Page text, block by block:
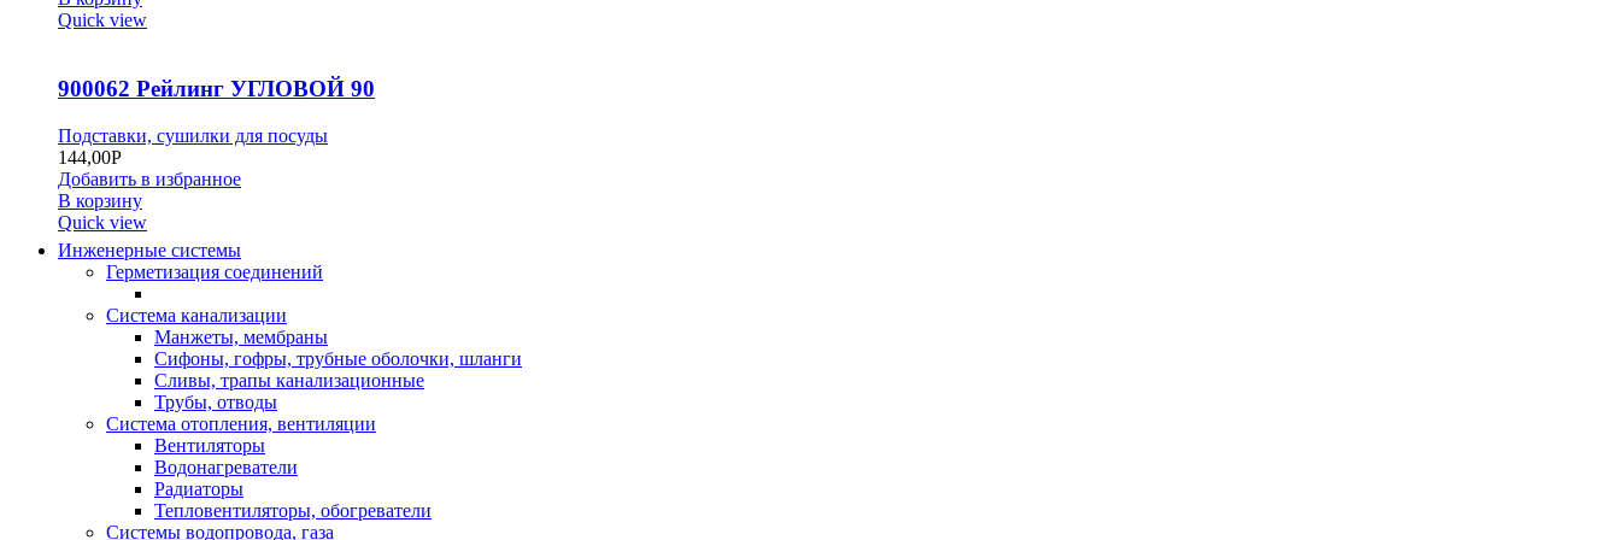
Quick view
900062 Рейлинг УГЛОВОЙ 90
Подставки, сушилки для посуды
144,00Р
Добавить в избранное
В корзину
Quick view
Инженерные системы
Герметизация соединений
Система канализации
Манжеты, мембраны
Сифоны, гофры, трубные оболочки, шланги
Сливы, трапы канализационные
Трубы, отводы
Система отопления, вентиляции
Вентиляторы
Водонагреватели
Радиаторы
Тепловентиляторы, обогреватели
Системы водопровода, газа